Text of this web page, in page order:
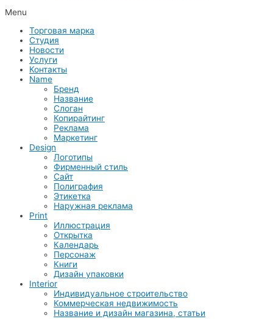
Menu
Торговая марка
Студия
Новости
Услуги
Контакты
Name
Бренд
Название
Слоган
Копирайтинг
Реклама
Маркетинг
Design
Логотипы
Фирменный стиль
Сайт
Полиграфия
Этикетка
Наружная реклама
Print
Иллюстрация
Открытка
Календарь
Персонаж
Книги
Дизайн упаковки
Interior
Индивидуальное строительство
Коммерческая недвижимость
Название и дизайн магазина, статьи